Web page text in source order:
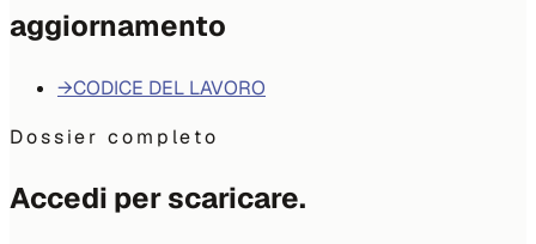
aggiornamento
→CODICE DEL LAVORO
Dossier completo
Accedi per scaricare.